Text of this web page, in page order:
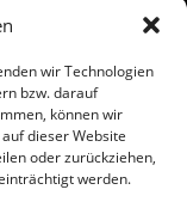
wir Technologien
bzw. darauf
können wir
dieser Website
oder zurückziehen,
werden.